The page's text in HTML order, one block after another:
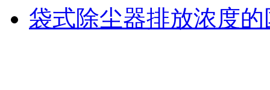
袋式除尘器排放浓度